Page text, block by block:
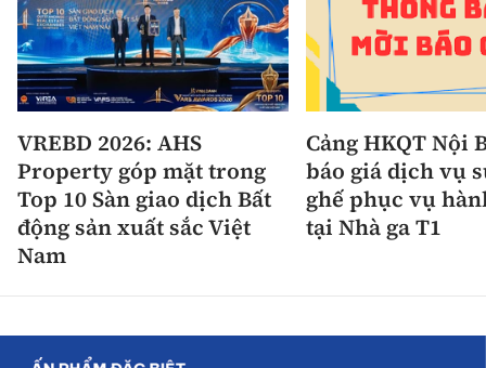
VREBD 2026: AHS
Property góp mặt trong
Top 10 Sàn giao dịch Bất
động sản xuất sắc Việt
Nam
Cảng HKQT Nội
báo giá dịch vụ
ghế phục vụ
tại Nhà ga T1